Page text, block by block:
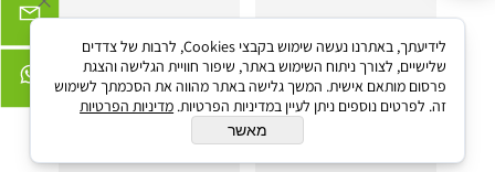
השימושים השונים
של מפוח עלים
איזה חרמש חשמלי
מומלץ לכם לקנות?
לידיעתך, באתרנו נעשה שימוש בקבצי Cookies, לרבות של צדדים
שלישיים, לצורך ניתוח השימוש באתר, שיפור חוויית הגלישה והצגת
פרסום מותאם אישית. המשך גלישה באתר מהווה את הסכמתך לשימוש
זה. לפרטים נוספים ניתן לעיין במדיניות הפרטיות. מדיניות הפרטיות
מאשר